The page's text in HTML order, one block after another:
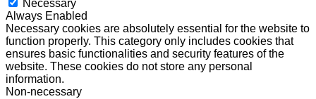
Necessary
Always Enabled
Necessary cookies are absolutely essential for the website to
function properly. This category only includes cookies that
ensures basic functionalities and security features of the
website. These cookies do not store any personal
information.
Non-necessary